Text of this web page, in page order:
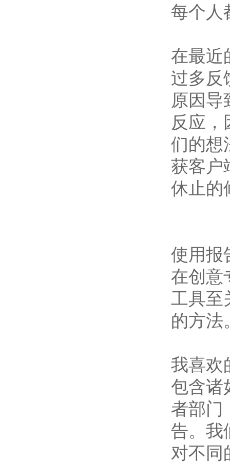
每个人
在最近
过多反
原因导
反应，
们的想
获客户
休止的
使用报
在创意
工具至
的方法
我喜欢
包含诸
者部门
告。我
对不同